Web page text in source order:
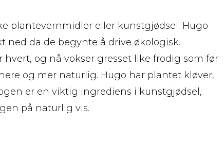
plantevernmidler eller kunstgjødsel. Hugo
ned da de begynte å drive økologisk.
og nå vokser gresset like frodig som før
og mer naturlig. Hugo har plantet kløver,
er en viktig ingrediens i kunstgjødsel,
på naturlig vis.